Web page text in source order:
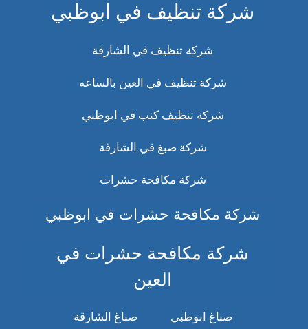
شركة تنظيف في ابوظبي
شركة تنظيف في الشارقة
شركة تنظيف في العين بالساعه
شركة تنظيف كنب في ابوظبي
شركة صبغ في الشارقة
شركة مكافحة حشرات
شركة مكافحة حشرات في ابوظبي
شركة مكافحة حشرات في
العين
صباغ ابوظبي صباغ الشارقة